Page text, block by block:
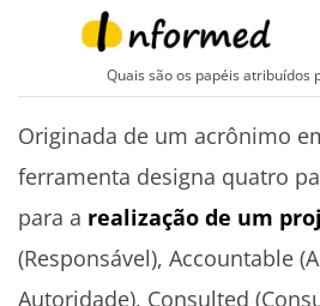
Quais são os papéis atribuídos
Originada de um acrônimo
ferramenta designa quatro
para a realização de um
(Responsável), Accountable
Autoridade), Consulted